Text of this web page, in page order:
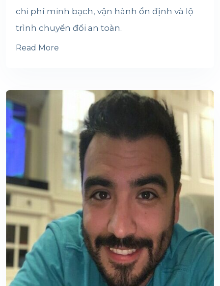
chi phí minh bạch, vận hành ổn định và lộ
trình chuyển đổi an toàn.
Read More